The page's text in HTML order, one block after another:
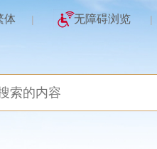
体 | 无障碍浏览 |